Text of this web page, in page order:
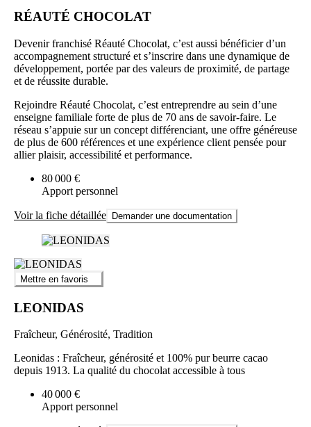
RÉAUTÉ CHOCOLAT
Devenir franchisé Réauté Chocolat, c’est aussi bénéficier d’un
accompagnement structuré et s’inscrire dans une dynamique de
développement, portée par des valeurs de proximité, de partage
et de réussite durable.
Rejoindre Réauté Chocolat, c’est entreprendre au sein d’une
enseigne familiale forte de plus de 70 ans de savoir-faire. Le
réseau s’appuie sur un concept différenciant, une offre généreuse
de plus de 600 références et une expérience client pensée pour
allier plaisir, accessibilité et performance.
80 000 €
Apport personnel
Voir la fiche détaillée Demander une documentation
Mettre en favoris
LEONIDAS
Fraîcheur, Générosité, Tradition
Leonidas : Fraîcheur, générosité et 100% pur beurre cacao
depuis 1913. La qualité du chocolat accessible à tous
40 000 €
Apport personnel